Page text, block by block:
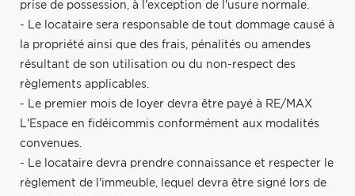
prise de possession, à l'exception de l'usure normale.
- Le locataire sera responsable de tout dommage causé à
la propriété ainsi que des frais, pénalités ou amendes
résultant de son utilisation ou du non-respect des
règlements applicables.
- Le premier mois de loyer devra être payé à RE/MAX
L'Espace en fidéicommis conformément aux modalités
convenues.
- Le locataire devra prendre connaissance et respecter le
règlement de l'immeuble, lequel devra être signé lors de